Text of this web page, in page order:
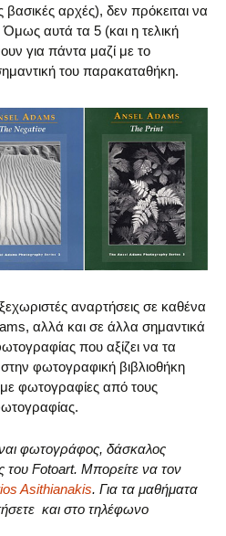
βασικές αρχές), δεν πρόκειται να
αυτά τα 5 (και η τελική
για πάντα μαζί με το
του παρακαταθήκη.
αναρτήσεις σε καθένα
αλλά και σε άλλα σημαντικά
που αξίζει να τα
φωτογραφική βιβλιοθήκη
φωτογραφίες από τους
φωτογράφος, δάσκαλος
Fotoart. Μπορείτε να τον
Asithianakis. Για τα μαθήματα
και στο τηλέφωνο